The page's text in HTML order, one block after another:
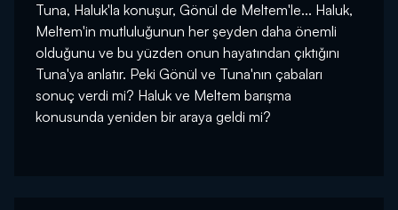
Tuna, Haluk'la konuşur, Gönül de Meltem'le... Haluk,
Meltem'in mutluluğunun her şeyden daha önemli
olduğunu ve bu yüzden onun hayatından çıktığını
Tuna'ya anlatır. Peki Gönül ve Tuna'nın çabaları
sonuç verdi mi? Haluk ve Meltem barışma
konusunda yeniden bir araya geldi mi?